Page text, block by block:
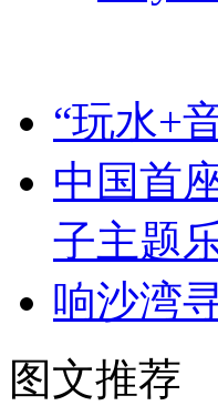
“玩水+
中国首
子主题
响沙湾
图文推荐